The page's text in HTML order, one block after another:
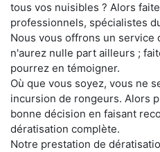
tous vos nuisibles ? Alors
professionnels, spécialistes
Nous vous offrons un service
n'aurez nulle part ailleurs ;
pourrez en témoigner.
Où que vous soyez, vous ne
incursion de rongeurs. Alors
bonne décision en faisant
dératisation complète.
Notre prestation de